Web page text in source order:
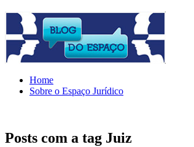
Home
Sobre o Espaço Jurídico
Posts com a tag Juiz